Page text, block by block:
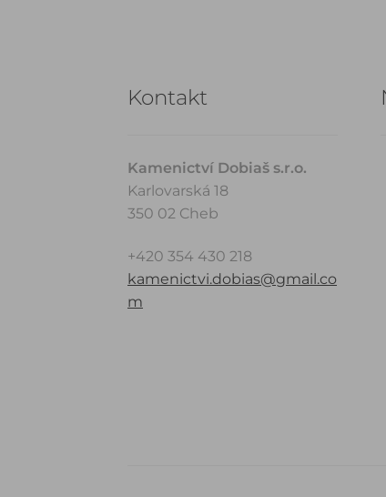
Kontakt
Kamenictví Dobiaš s.r.o.
Karlovarská 18
350 02 Cheb
+420 354 430 218
kamenictvi.dobias@gmail.co
m